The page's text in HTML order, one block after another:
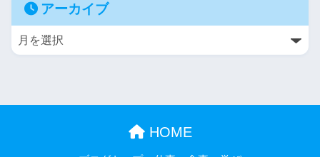
アーカイブ
HOME